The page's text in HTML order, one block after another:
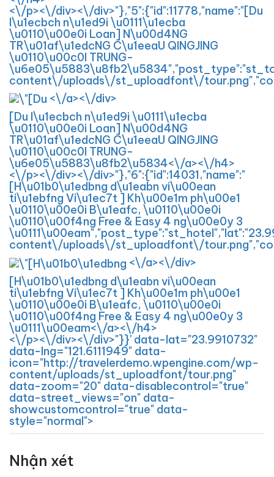
<\/p><\/div><\/div>"},"5":{"id":11778,"name":"[Du
l\u1ecbch n\u1ed9i \u0111\u1ecba
\u0110\u00e0i Loan] N\u00d4NG
TR\u01af\u1edcNG C\u1eeaU QINGJING
\u0110\u00c0I TRUNG-
content\/uploads\/st_uploadfont\/
<\/a><\/div>
[Du l\u1ecbch n\u1ed9i \u0111\u1ecba
\u0110\u00e0i Loan] N\u00d4NG
TR\u01af\u1edcNG C\u1eeaU QINGJING
\u0110\u00c0I TRUNG-
\u6e05\u5883\u8fb2\u5834<\/a><\/h4>
<\/p><\/div><\/div>"},"6":{"id":14031,"name":"
[H\u01b0\u1edbng d\u1eabn vi\u00ean
ti\u1ebfng Vi\u1ec7t ] Kh\u00e1m ph\u00e1
\u0110\u00e0i B\u1eafc, \u0110\u00e0i
\u0110\u00f4ng Free & Easy 4 ng\u00e0y 3
content\/uploads\/st_uploadfont\/
<\/a><\/div>
[H\u01b0\u1edbng d\u1eabn vi\u00ean
ti\u1ebfng Vi\u1ec7t ] Kh\u00e1m ph\u00e1
\u0110\u00e0i B\u1eafc, \u0110\u00e0i
\u0110\u00f4ng Free & Easy 4 ng\u00e0y 3
\u0111\u00eam<\/a><\/h4>
<\/p><\/div><\/div>"}}' data-lat="23.9910732"
data-lng="121.6111949" data-
icon="http://travelerdemo.wpengine.com/wp-
content/uploads/st_uploadfont/tour.png"
data-zoom="20" data-disablecontrol="true"
data-street_views="on" data-
showcustomcontrol="true" data-
style="normal">
Nhận xét